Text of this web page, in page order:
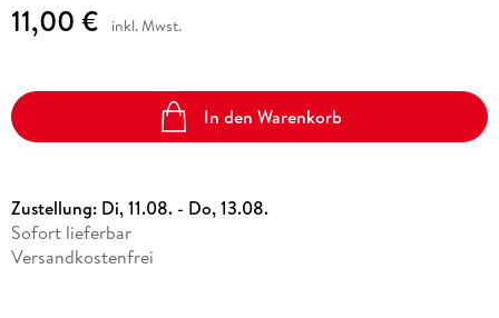
11,00 € inkl. Mwst.
In den Warenkorb
Zustellung: Di, 11.08. - Do, 13.08.
Sofort lieferbar
Versandkostenfrei